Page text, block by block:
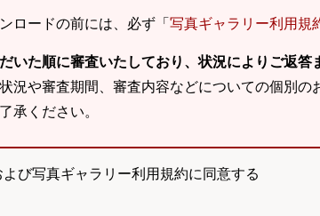
ロードの前には、必ず「 写真ギャラリー利用規
いた順に審査いたしており、状況によりご返答
況や審査期間、審査内容などについての個別の
承ください。
よび写真ギャラリー利用規約に同意する